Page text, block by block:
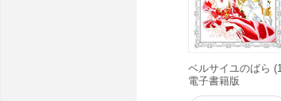
ベルサイユのばら
電子書籍版